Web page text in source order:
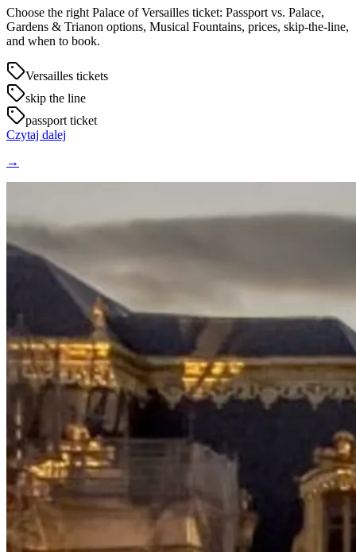
Choose the right Palace of Versailles ticket: Passport vs. Palace,
Gardens & Trianon options, Musical Fountains, prices, skip‑the‑line,
and when to book.
Versailles tickets
skip the line
passport ticket
Czytaj dalej
→